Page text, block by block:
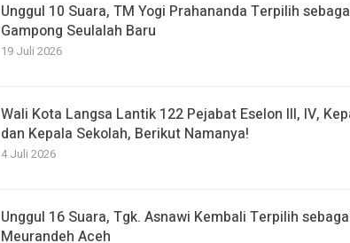
Unggul 10 Suara, TM Yogi Prahananda Terpilih
Gampong Seulalah Baru
19 Juli 2026
Wali Kota Langsa Lantik 122 Pejabat Eselon III, IV,
dan Kepala Sekolah, Berikut Namanya!
4 Juli 2026
Unggul 16 Suara, Tgk. Asnawi Kembali Terpilih
Meurandeh Aceh